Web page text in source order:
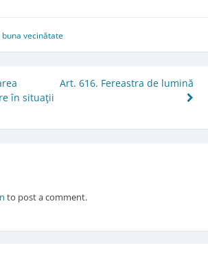
buna vecinătate
în situaţii
Art. 616. Fereastra de lumină
to post a comment.